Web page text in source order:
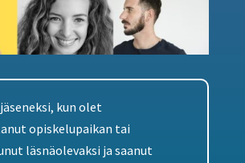
kun olet
opiskelupaikan tai
läsnäolevaksi ja saanut